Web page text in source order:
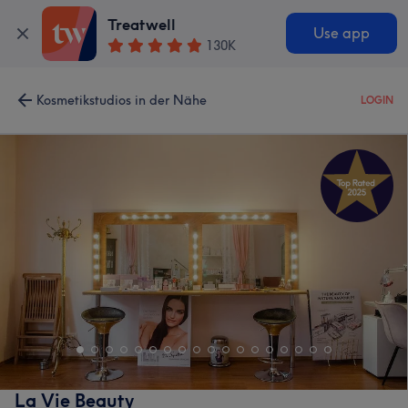
Treatwell
130K
Use app
Kosmetikstudios in der Nähe LOGIN
La Vie Beauty